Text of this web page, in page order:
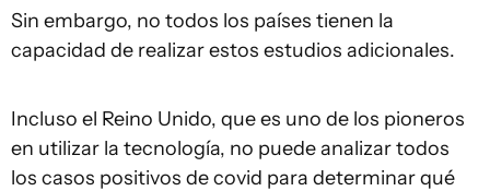
Sin embargo, no todos los países tienen la
capacidad de realizar estos estudios adicionales.
Incluso el Reino Unido, que es uno de los pioneros
en utilizar la tecnología, no puede analizar todos
los casos positivos de covid para determinar qué